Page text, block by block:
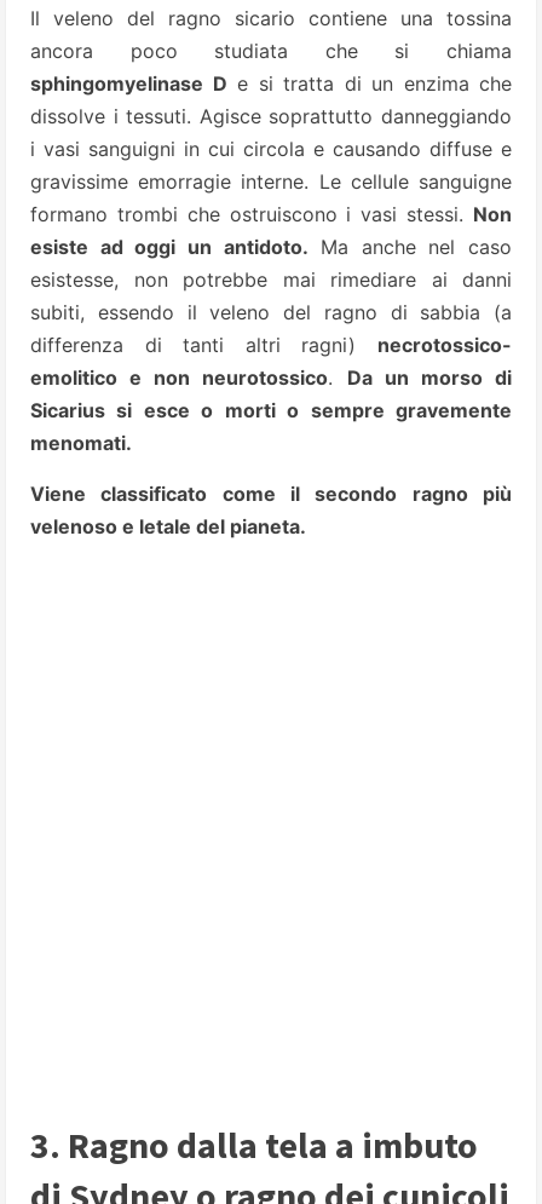
Il veleno del ragno sicario contiene una tossina
ancora poco studiata che si chiama
sphingomyelinase D e si tratta di un enzima che
dissolve i tessuti. Agisce soprattutto danneggiando
i vasi sanguigni in cui circola e causando diffuse e
gravissime emorragie interne. Le cellule sanguigne
formano trombi che ostruiscono i vasi stessi. Non
esiste ad oggi un antidoto. Ma anche nel caso
esistesse, non potrebbe mai rimediare ai danni
subiti, essendo il veleno del ragno di sabbia (a
differenza di tanti altri ragni) necrotossico-
emolitico e non neurotossico. Da un morso di
Sicarius si esce o morti o sempre gravemente
menomati.
Viene classificato come il secondo ragno più
velenoso e letale del pianeta.
3. Ragno dalla tela a imbuto